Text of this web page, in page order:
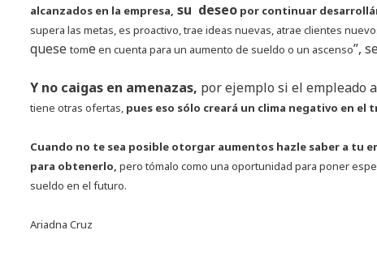
alcanzados en la empresa, su deseo por continuar
supera las metas, es proactivo, trae ideas nuevas, atrae clientes
quese tomeen cuenta para un aumento de sueldo o un ascenso”,
Y no caigas en amenazas, por ejemplo si el empleado a
tiene otras ofertas, pues eso sólo creará un clima negativo en el
Cuando no te sea posible otorgar aumentos hazle saber a tu
para obtenerlo, pero tómalo como una oportunidad para poner
sueldo en el futuro.
Ariadna Cruz